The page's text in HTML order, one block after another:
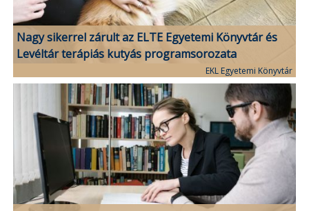
Nagy sikerrel zárult az ELTE Egyetemi Könyvtár és
Levéltár terápiás kutyás programsorozata
EKL Egyetemi Könyvtár